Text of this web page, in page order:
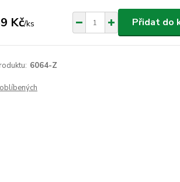
Kč/ks Přidat do
6064-Z